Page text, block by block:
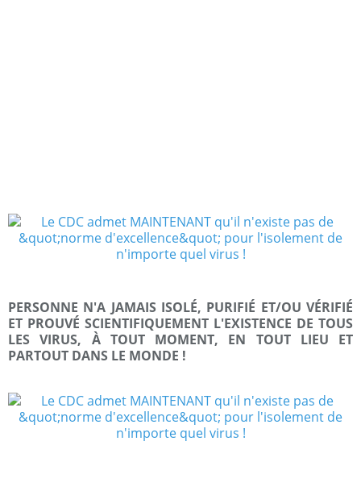
PERSONNE N'A JAMAIS ISOLÉ, PURIFIÉ ET/OU VÉRIFIÉ
ET PROUVÉ SCIENTIFIQUEMENT L'EXISTENCE DE TOUS
LES VIRUS, À TOUT MOMENT, EN TOUT LIEU ET
PARTOUT DANS LE MONDE !